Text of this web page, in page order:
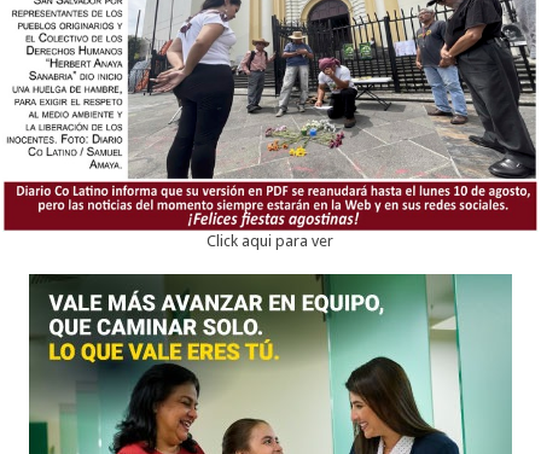
Click aqui para ver